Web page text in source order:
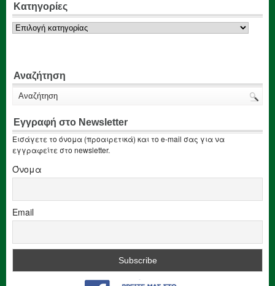
Κατηγορίες
Κατηγορίες
Αναζήτηση
Εγγραφή στο Newsletter
Εισάγετε το όνομα (προαιρετικά) και το e-mail σας για να
εγγραφείτε στο newsletter.
Όνομα
Email